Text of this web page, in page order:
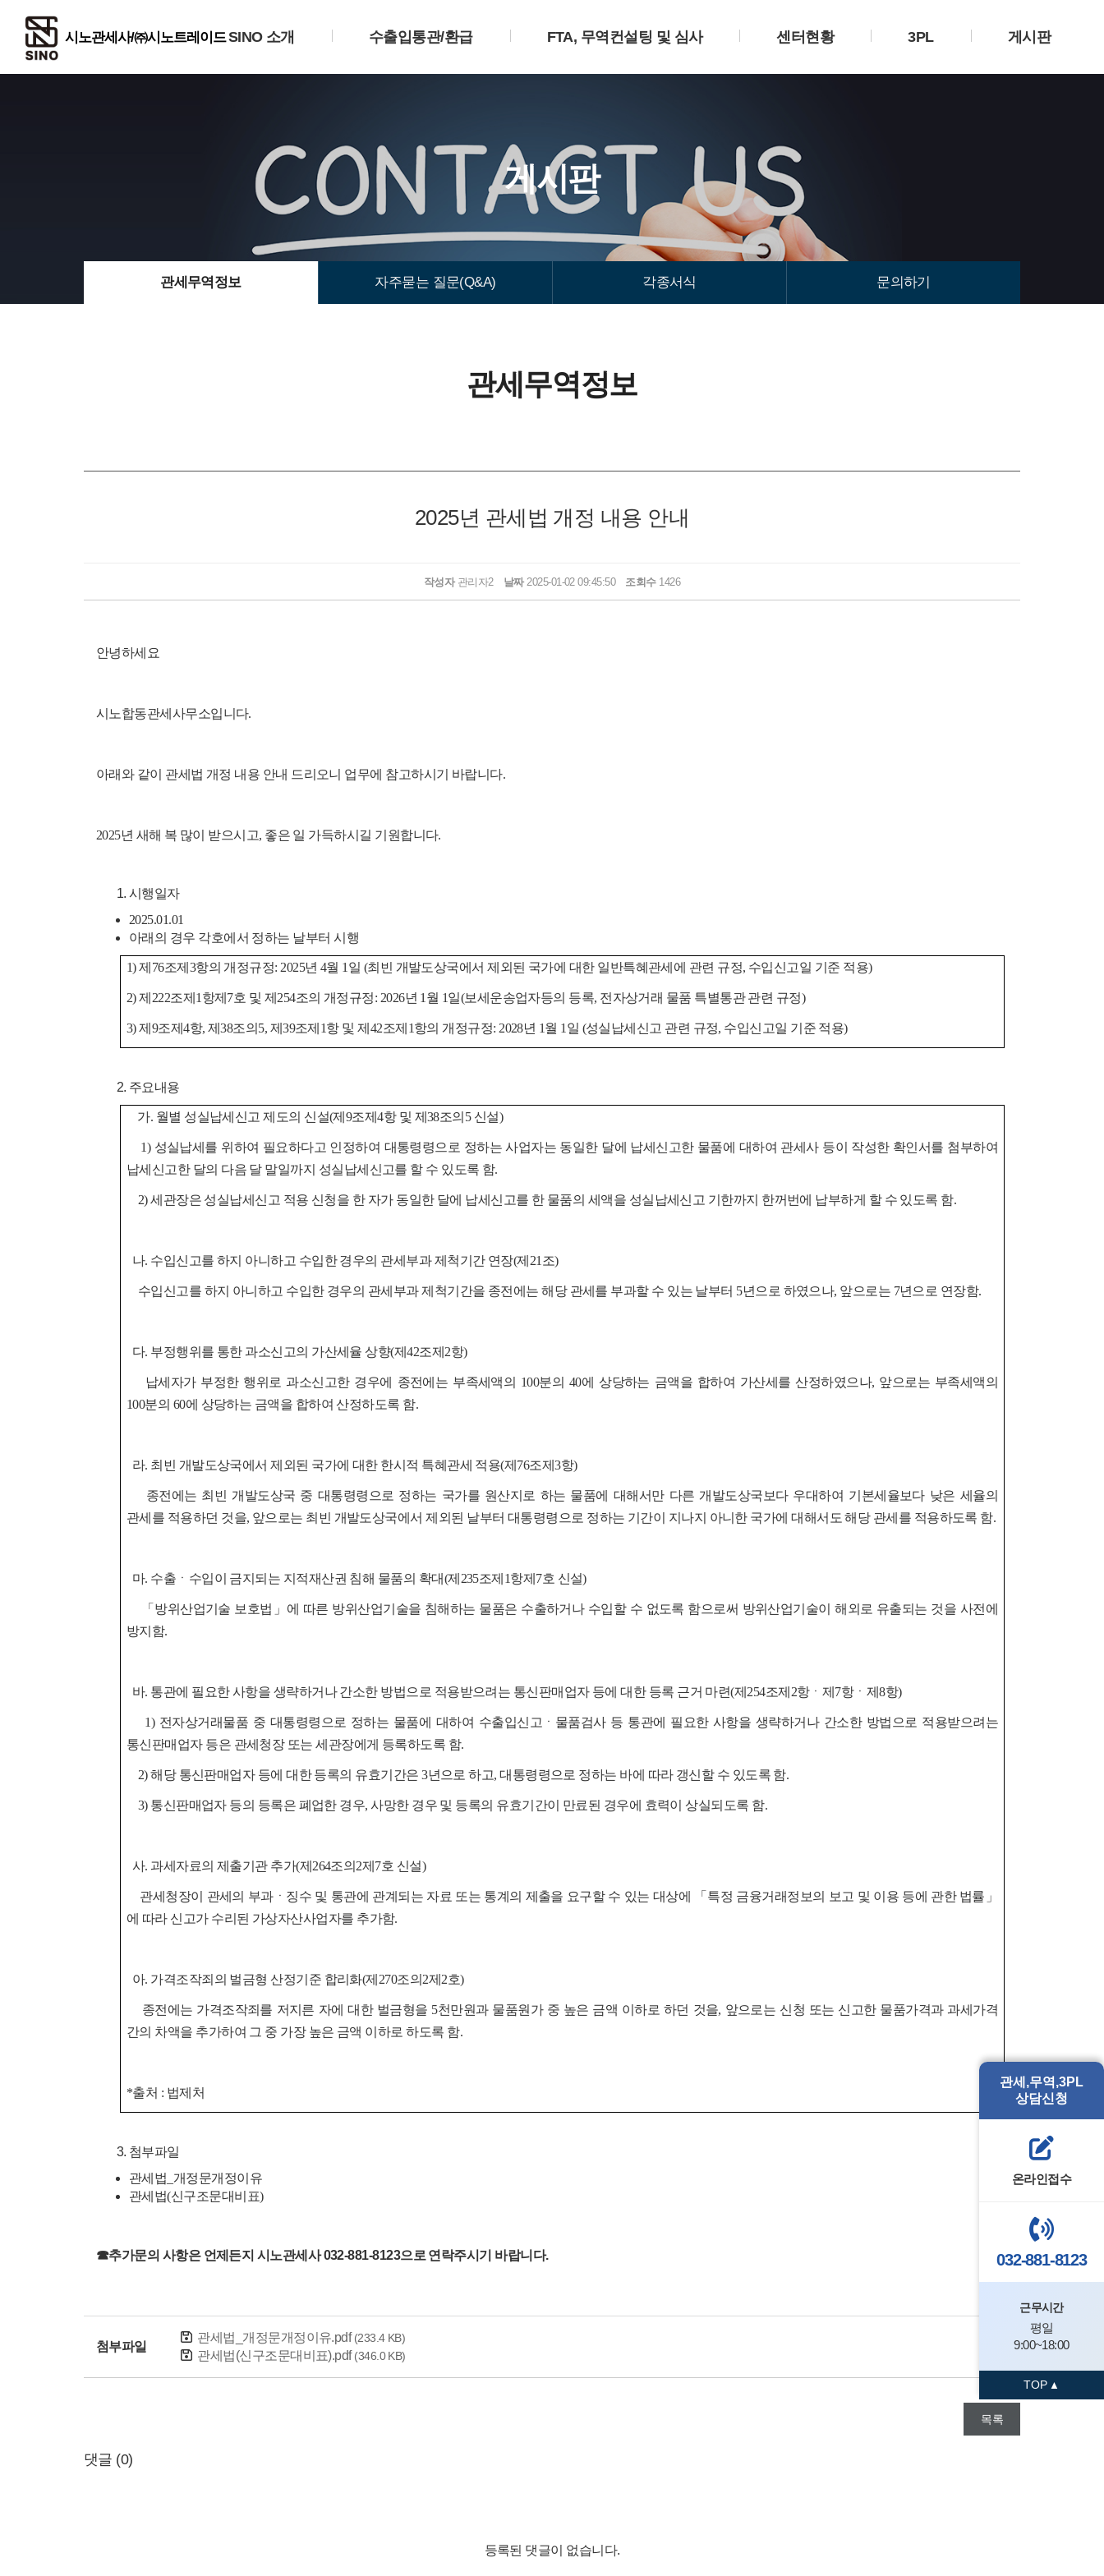
관세,무역,3PL
상담신청
온라인접수
032-881-8123
근무시간
평일
9:00~18:00
TOP
SINO 소개 수출입통관/환급 FTA, 무역컨설팅 및 심사 센터현황 3PL 게시판
게시판
관세무역정보 자주묻는 질문(Q&A) 각종서식 문의하기
관세무역정보
2025년 관세법 개정 내용 안내
작성자관리자2 날짜2025-01-02 09:45:50 조회수1426
안녕하세요
시노합동관세사무소입니다.
아래와 같이 관세법 개정 내용 안내 드리오니 업무에 참고하시기 바랍니다.
2025년 새해 복 많이 받으시고, 좋은 일 가득하시길 기원합니다.
시행일자
2025.01.01
아래의 경우 각호에서 정하는 날부터 시행
1) 제76조제3항의 개정규정: 2025년 4월 1일 (최빈 개발도상국에서 제외된 국가에 대한 일반특혜관세에 관련 규정, 수입신고일 기준 적용)
2) 제222조제1항제7호 및 제254조의 개정규정: 2026년 1월 1일(보세운송업자등의 등록, 전자상거래 물품 특별통관 관련 규정)
3) 제9조제4항, 제38조의5, 제39조제1항 및 제42조제1항의 개정규정: 2028년 1월 1일 (성실납세신고 관련 규정, 수입신고일 기준 적용)
주요내용
가. 월별 성실납세신고 제도의 신설(제9조제4항 및 제38조의5 신설)
1) 성실납세를 위하여 필요하다고 인정하여 대통령령으로 정하는 사업자는 동일한 달에 납세신고한 물품에 대하여 관세사 등이 작성한 확인서를 첨부하여
납세신고한 달의 다음 달 말일까지 성실납세신고를 할 수 있도록 함.
2) 세관장은 성실납세신고 적용 신청을 한 자가 동일한 달에 납세신고를 한 물품의 세액을 성실납세신고 기한까지 한꺼번에 납부하게 할 수 있도록 함.
나. 수입신고를 하지 아니하고 수입한 경우의 관세부과 제척기간 연장(제21조)
수입신고를 하지 아니하고 수입한 경우의 관세부과 제척기간을 종전에는 해당 관세를 부과할 수 있는 날부터 5년으로 하였으나, 앞으로는 7년으로 연장함.
다. 부정행위를 통한 과소신고의 가산세율 상향(제42조제2항)
납세자가 부정한 행위로 과소신고한 경우에 종전에는 부족세액의 100분의 40에 상당하는 금액을 합하여 가산세를 산정하였으나, 앞으로는 부족세액의
100분의 60에 상당하는 금액을 합하여 산정하도록 함.
라. 최빈 개발도상국에서 제외된 국가에 대한 한시적 특혜관세 적용(제76조제3항)
종전에는 최빈 개발도상국 중 대통령령으로 정하는 국가를 원산지로 하는 물품에 대해서만 다른 개발도상국보다 우대하여 기본세율보다 낮은 세율의
관세를 적용하던 것을, 앞으로는 최빈 개발도상국에서 제외된 날부터 대통령령으로 정하는 기간이 지나지 아니한 국가에 대해서도 해당 관세를 적용하도록 함.
마. 수출ㆍ수입이 금지되는 지적재산권 침해 물품의 확대(제235조제1항제7호 신설)
「방위산업기술 보호법」에 따른 방위산업기술을 침해하는 물품은 수출하거나 수입할 수 없도록 함으로써 방위산업기술이 해외로 유출되는 것을 사전에
방지함.
바. 통관에 필요한 사항을 생략하거나 간소한 방법으로 적용받으려는 통신판매업자 등에 대한 등록 근거 마련(제254조제2항ㆍ제7항ㆍ제8항)
1) 전자상거래물품 중 대통령령으로 정하는 물품에 대하여 수출입신고ㆍ물품검사 등 통관에 필요한 사항을 생략하거나 간소한 방법으로 적용받으려는
통신판매업자 등은 관세청장 또는 세관장에게 등록하도록 함.
2) 해당 통신판매업자 등에 대한 등록의 유효기간은 3년으로 하고, 대통령령으로 정하는 바에 따라 갱신할 수 있도록 함.
3) 통신판매업자 등의 등록은 폐업한 경우, 사망한 경우 및 등록의 유효기간이 만료된 경우에 효력이 상실되도록 함.
사. 과세자료의 제출기관 추가(제264조의2제7호 신설)
관세청장이 관세의 부과ㆍ징수 및 통관에 관계되는 자료 또는 통계의 제출을 요구할 수 있는 대상에 「특정 금융거래정보의 보고 및 이용 등에 관한 법률」
에 따라 신 고가 수리된 가상자산사업자를 추가함.
아. 가격조작죄의 벌금형 산정기준 합리화(제270조의2제2호)
종전에는 가격조작죄를 저지른 자에 대한 벌금형을 5천만원과 물품원가 중 높은 금액 이하로 하던 것을, 앞으로는 신청 또는 신고한 물품가격과 과세가격
간의 차액을 추가하여 그 중 가장 높은 금액 이하로 하도록 함.
*출처 : 법제처
첨부파일
관세법_개정문개정이유
관세법(신구조문대비표)
☎추가문의 사항은 언제든지 시노관세사 032-881-8123으로 연락주시기 바랍니다.
첨부파일
관세법_개정문개정이유.pdf (233.4 KB)
관세법(신구조문대비표).pdf (346.0 KB)
목록
댓글 (0)
등록된 댓글이 없습니다.